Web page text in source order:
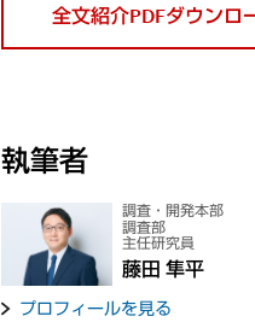
全文紹介PDFダウンロ
執筆者
調査・開発本部
調査部
主任研究員
藤田 隼平
プロフィールを見る